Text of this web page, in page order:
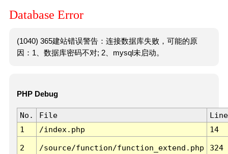
Database Error
(1040) 365建站错误警告：连接数据库失败，可能的原
因：1、数据库密码不对; 2、mysql未启动。
PHP Debug
No. File
Line
1
/index.php 14
2 /source/function/function_extend.php 324